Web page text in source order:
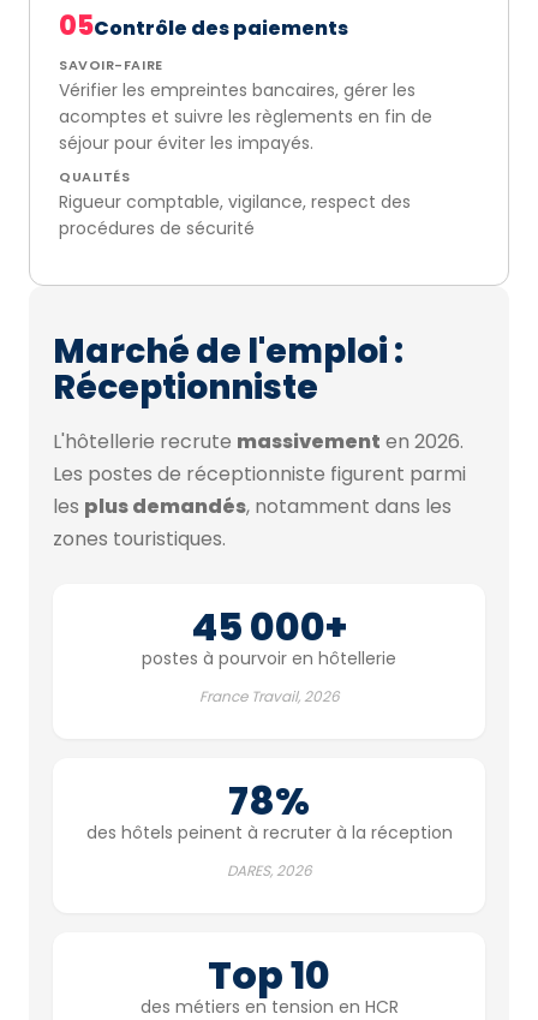
05Contrôle des paiements
SAVOIR-FAIRE
Vérifier les empreintes bancaires, gérer les
acomptes et suivre les règlements en fin de
séjour pour éviter les impayés.
QUALITÉS
Rigueur comptable, vigilance, respect des
procédures de sécurité
Marché de l'emploi :
Réceptionniste
L'hôtellerie recrute massivement en 2026.
Les postes de réceptionniste figurent parmi
les plus demandés, notamment dans les
zones touristiques.
45 000+
postes à pourvoir en hôtellerie
France Travail, 2026
78%
des hôtels peinent à recruter à la réception
DARES, 2026
Top 10
des métiers en tension en HCR